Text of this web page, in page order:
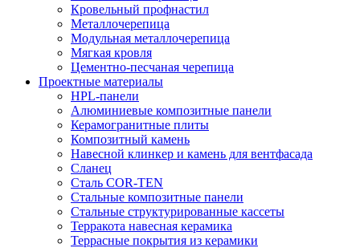
Кровельный профнастил
Металлочерепица
Модульная металлочерепица
Мягкая кровля
Цементно-песчаная черепица
Проектные материалы
HPL-панели
Алюминиевые композитные панели
Керамогранитные плиты
Композитный камень
Навесной клинкер и камень для вентфасада
Сланец
Сталь COR-TEN
Стальные композитные панели
Стальные структурированные кассеты
Терракота навесная керамика
Террасные покрытия из керамики